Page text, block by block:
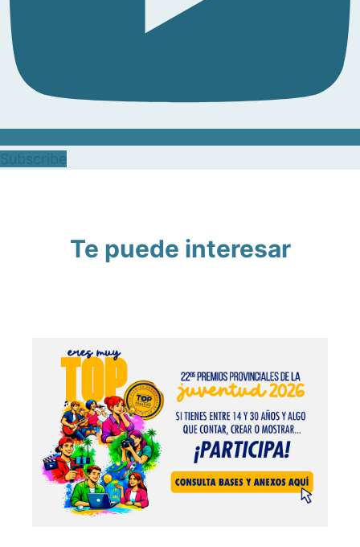
Te puede interesar